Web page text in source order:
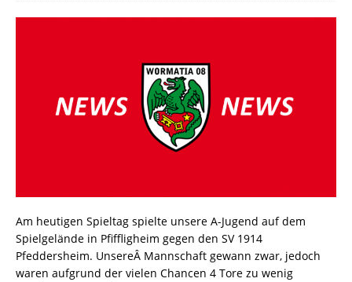
Am heutigen Spieltag spielte unsere A-Jugend auf dem
Spielgelände in Pfiffligheim gegen den SV 1914
Pfeddersheim. UnsereÂ Mannschaft gewann zwar, jedoch
waren aufgrund der vielen Chancen 4 Tore zu wenig